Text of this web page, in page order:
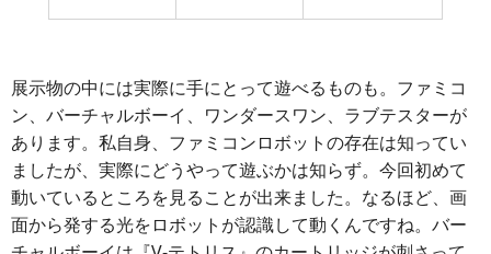
展示物の中には実際に手にとって遊べるものも。ファミコ
ン、バーチャルボーイ、ワンダースワン、ラブテスターが
あります。私自身、ファミコンロボットの存在は知ってい
ましたが、実際にどうやって遊ぶかは知らず。今回初めて
動いているところを見ることが出来ました。なるほど、画
面から発する光をロボットが認識して動くんですね。バー